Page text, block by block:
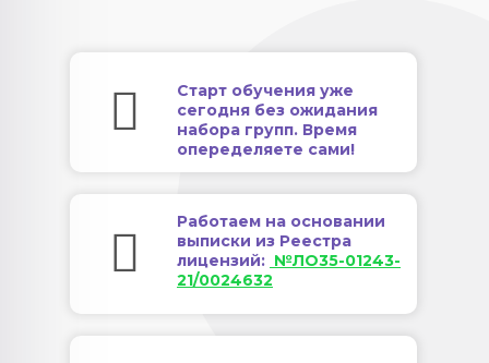
Старт обучения уже
сегодня без ожидания
набора групп. Время
опеределяете сами!
Работаем на основании
выписки из Реестра
лицензий: №ЛО35-01243-
21/0024632